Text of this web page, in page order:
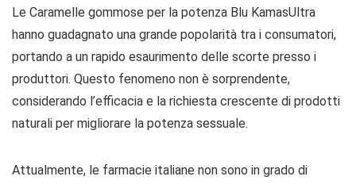
Le Caramelle gommose per la potenza Blu KamasUltra
hanno guadagnato una grande popolarità tra i consumatori,
portando a un rapido esaurimento delle scorte presso i
produttori. Questo fenomeno non è sorprendente,
considerando l’efficacia e la richiesta crescente di prodotti
naturali per migliorare la potenza sessuale.
Attualmente, le farmacie italiane non sono in grado di